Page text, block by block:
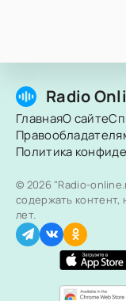
Radio
ГлавнаяО сайте
Политика
© 2026 "Radio-
содержать контент,
лет.